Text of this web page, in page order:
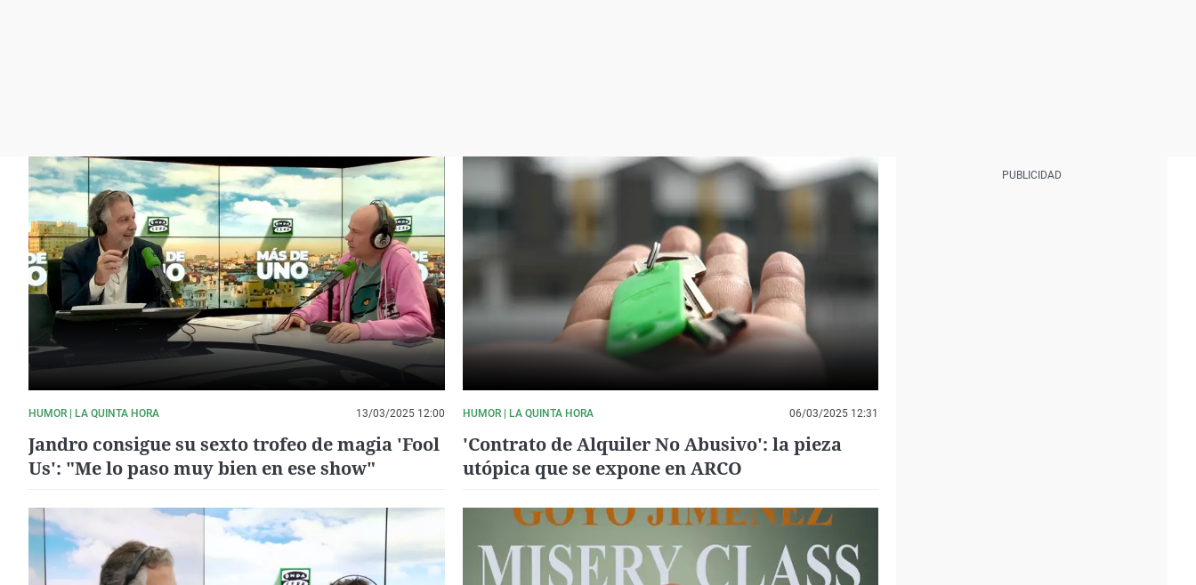
HUMOR | LA QUINTA HORA 13/03/2025 12:00
Jandro consigue su sexto trofeo de magia 'Fool
Us': "Me lo paso muy bien en ese show"
HUMOR | LA QUINTA HORA 06/03/2025 12:31
'Contrato de Alquiler No Abusivo': la pieza
utópica que se expone en ARCO